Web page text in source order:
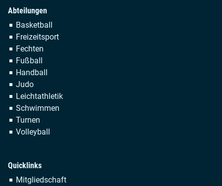
Abteilungen
Navigation
überspringen
Basketball
Freizeitsport
Fechten
Fußball
Handball
Judo
Leichtathletik
Schwimmen
Turnen
Volleyball
Quicklinks
Navigation
Mitgliedschaft